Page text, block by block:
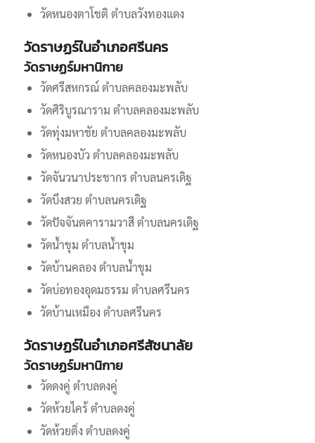
วัดหนองตาโชติ ตำบลวังทองแดง
วัดราษฏร์ในอำเภอศรีนคร
วัดราษฏร์มหานิกาย
วัดศรีสหกรณ์ ตำบลคลองมะพลับ
วัดศิริบูรณาราม ตำบลคลองมะพลับ
วัดทุ่งมหาชัย ตำบลคลองมะพลับ
วัดหนองบัว ตำบลคลองมะพลับ
วัดจันวนาประชากร ตำบลนครเดิฐ
วัดบึงสวย ตำบลนครเดิฐ
วัดปัจจันตคารามวาสี ตำบลนครเดิฐ
วัดน้ำขุม ตำบลน้ำขุม
วัดบ้านคลอง ตำบลน้ำขุม
วัดบ่อทองอุดมธรรม ตำบลศรีนคร
วัดบ้านเหมือง ตำบลศรีนคร
วัดราษฏร์ในอำเภอศรีสัชนาลัย
วัดราษฏร์มหานิกาย
วัดดงคู่ ตำบลดงคู่
วัดห้วยไคร้ ตำบลดงคู่
วัดห้วยติ่ง ตำบลดงคู่